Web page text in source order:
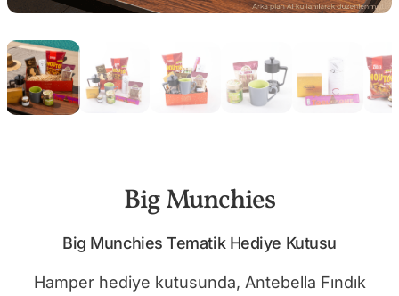
Big Munchies
Big Munchies Tematik Hediye Kutusu
Hamper hediye kutusunda, Antebella Fındık